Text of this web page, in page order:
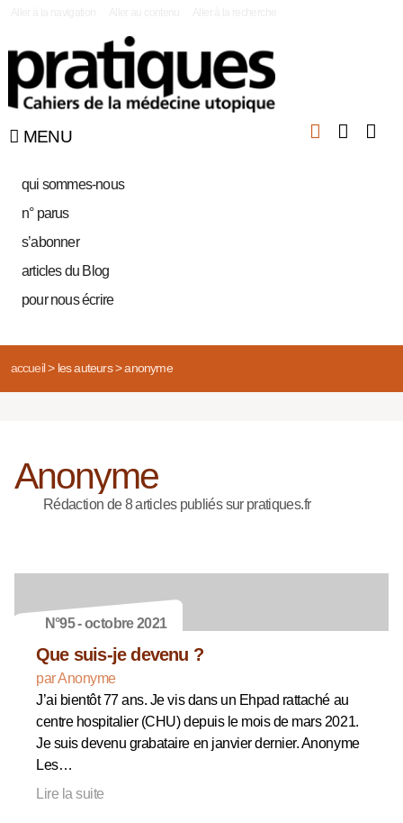
MENU
qui sommes-nous
n° parus
s’abonner
articles du Blog
pour nous écrire
accueil> les auteurs> anonyme
Anonyme
Rédaction de 8 articles publiés sur pratiques.fr
N°95 - octobre 2021
Que suis-je devenu ?
par Anonyme
J’ai bientôt 77 ans. Je vis dans un Ehpad rattaché au
centre hospitalier (CHU) depuis le mois de mars 2021.
Je suis devenu grabataire en janvier dernier. Anonyme
Les…
Lire la suite